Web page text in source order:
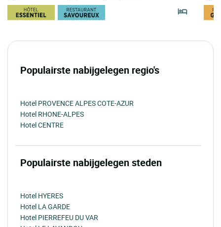
Populairste nabijgelegen regio's
Hotel PROVENCE ALPES COTE-AZUR
Hotel RHONE-ALPES
Hotel CENTRE
Populairste nabijgelegen steden
Hotel HYERES
Hotel LA GARDE
Hotel PIERREFEU DU VAR